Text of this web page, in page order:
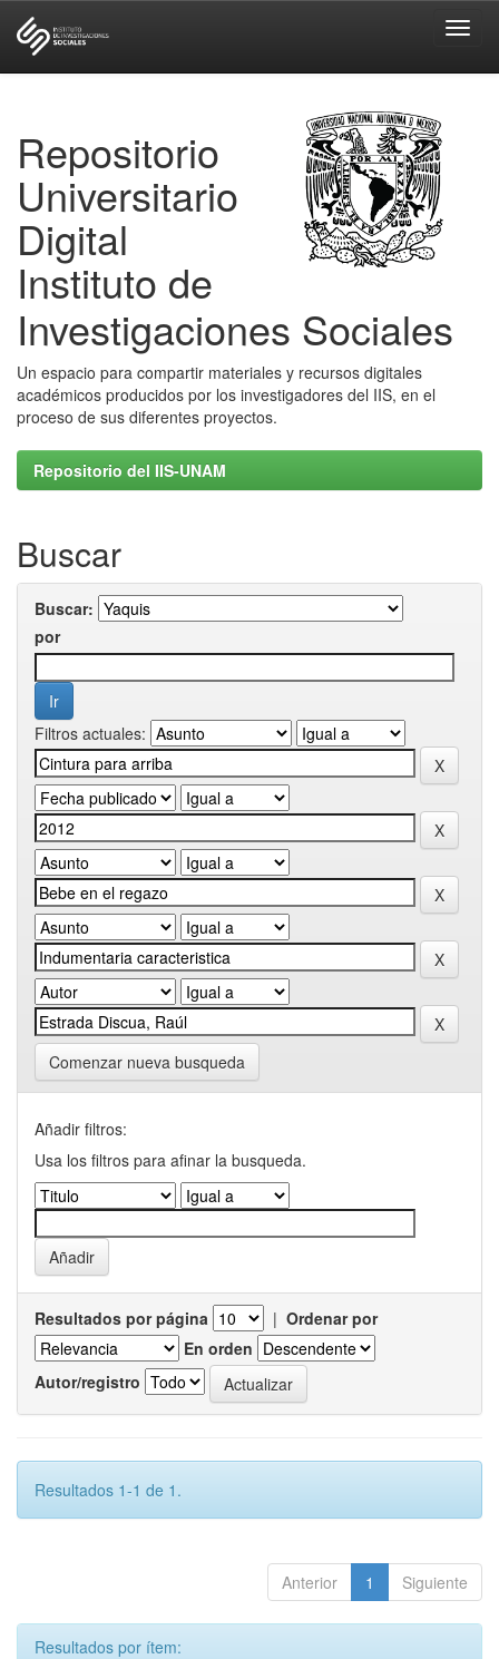
Repositorio
Universitario
Digital
Instituto de
Investigaciones Sociales
Un espacio para compartir materiales y recursos digitales
académicos producidos por los investigadores del IIS, en el
proceso de sus diferentes proyectos.
Repositorio del IIS-UNAM
Buscar
Buscar:
por
Filtros actuales:
Comenzar nueva busqueda
Añadir filtros:
Usa los filtros para afinar la busqueda.
Resultados por página | Ordenar por
En orden
Autor/registro
Resultados 1-1 de 1.
Anterior 1 Siguiente
Resultados por ítem: